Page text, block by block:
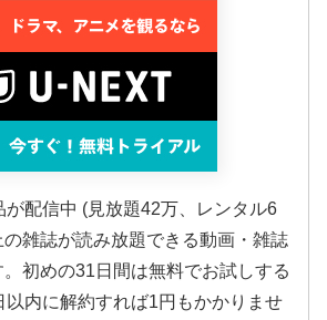
が配信中 (見放題42万、レンタル6
雑誌が読み放題できる動画・雑誌
初めの31日間は無料でお試しする
以内に解約すれば1円もかかりませ